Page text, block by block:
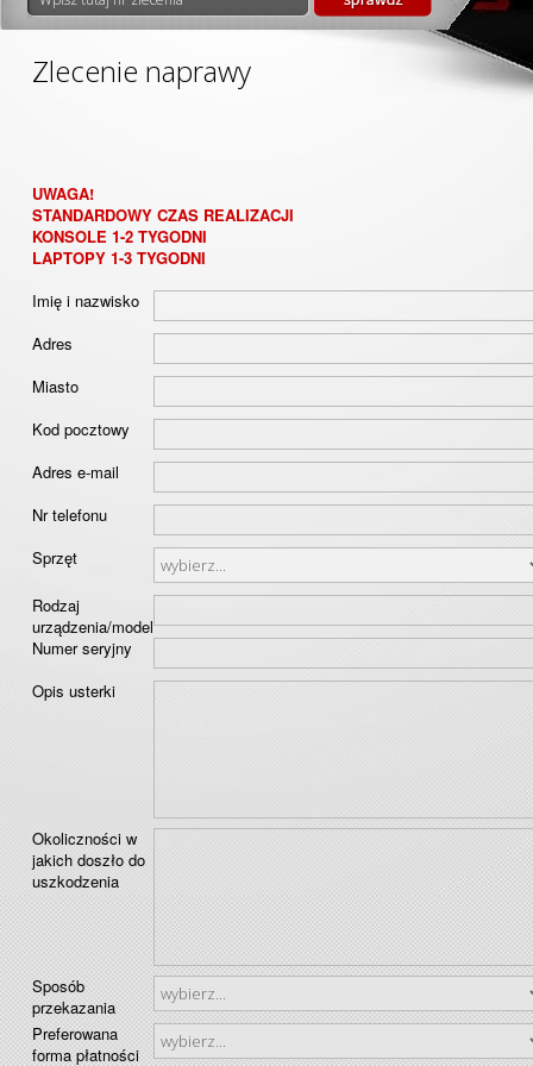
Zlecenie naprawy
UWAGA!
STANDARDOWY CZAS REALIZACJI
KONSOLE 1-2 TYGODNI
LAPTOPY 1-3 TYGODNI
Imię i nazwisko
Adres
Miasto
Kod pocztowy
Adres e-mail
Nr telefonu
Sprzęt
Rodzaj
urządzenia/model
Numer seryjny
Opis usterki
Okoliczności w
jakich doszło do
uszkodzenia
Sposób
przekazania
Preferowana
forma płatności